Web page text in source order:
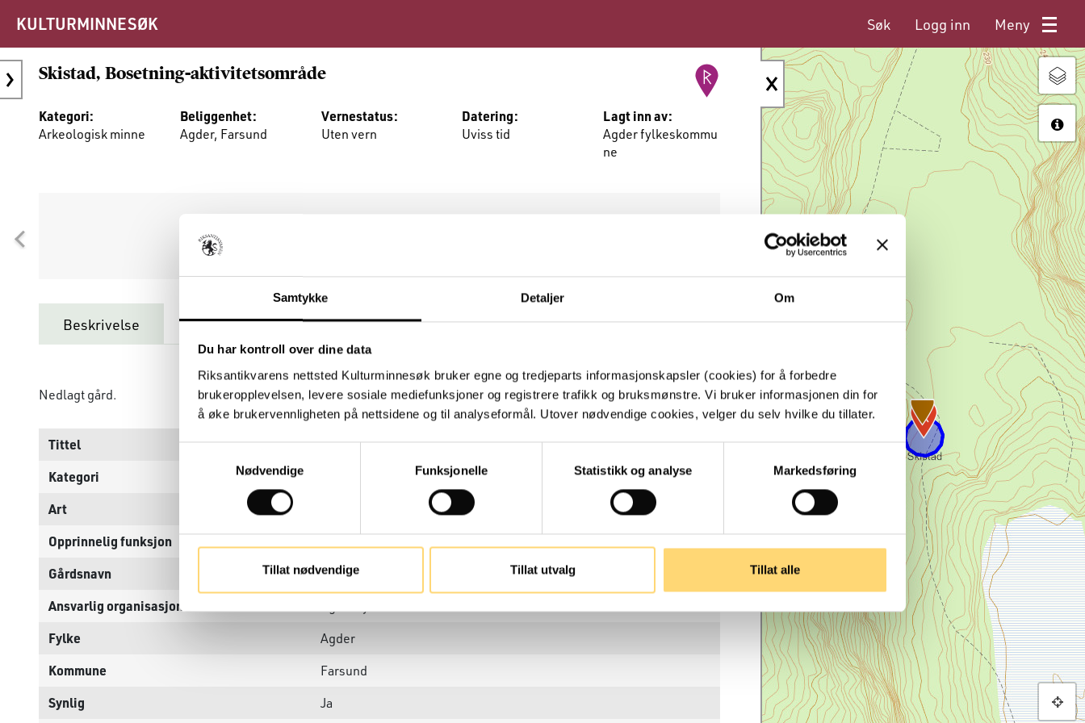
Samtykke Detaljer Om
Du har kontroll over dine data
Riksantikvarens nettsted Kulturminnesøk bruker egne og tredjeparts informasjonskapsler (cookies) for å forbedre
brukeropplevelsen, levere sosiale mediefunksjoner og registrere trafikk og bruksmønstre. Vi bruker informasjonen din for
å øke brukervennligheten på nettsidene og til analyseformål. Utover nødvendige cookies, velger du selv hvilke du tillater.
Nødvendige
Funksjonelle Statistikk og analyse Markedsføring
Tillat nødvendige Tillat utvalg Tillat alle
Skistad, Bosetning-aktivitetsområde
Kategori:
Arkeologisk minne
Beliggenhet:
Agder, Farsund
Vernestatus:
Uten vern
Datering:
Uviss tid
Lagt inn av:
Agder fylkeskommu
ne
Du må være innlogget for å legge til bilde eller video.
Beskrivelse Minnet består av (1) Kommentarer (0) Lenker (0)
Nedlagt gård.
Tittel
Skistad, Bosetning-aktivitetsområde
Kategori
Arkeologisk minne
Art
Bosetning-aktivitetsområde
Opprinnelig funksjon
Gårdsnavn
Skistad
Ansvarlig organisasjon
Fylke
Agder
Kommune
Farsund
Synlig
Ja
KULTURMINNESØK Søk Logg inn Meny